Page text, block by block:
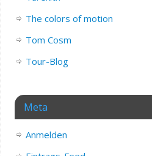
The colors of motion
Tom Cosm
Tour-Blog
Meta
Anmelden